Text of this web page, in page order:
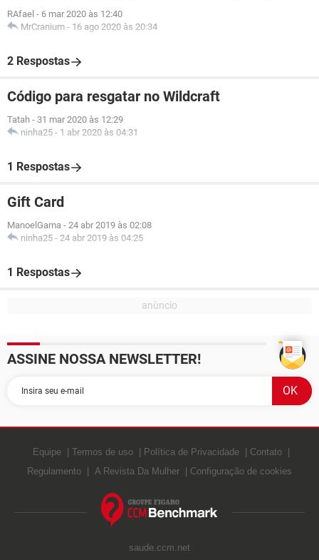
RAfael - 6 mar 2020 às 12:40
MrCranium - 16 ago 2020 às 20:34
2 Respostas
Código para resgatar no Wildcraft
Tatah - 31 mar 2020 às 12:29
ninha25 - 1 abr 2020 às 04:31
1 Respostas
Gift Card
ManoelGama - 24 abr 2019 às 02:08
ninha25 - 24 abr 2019 às 04:25
1 Respostas
ASSINE NOSSA NEWSLETTER!
Equipe Termos de uso Política de Privacidade
Contato
Regulamento
A Revista Da Mulher Configuração de cookies
saude.ccm.net